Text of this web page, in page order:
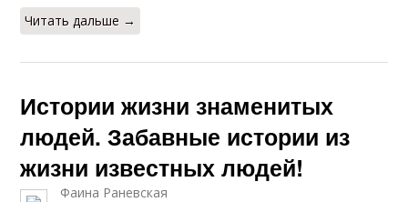
Читать дальше →
Истории жизни знаменитых
людей. Забавные истории из
жизни известных людей!
Фаина Раневская